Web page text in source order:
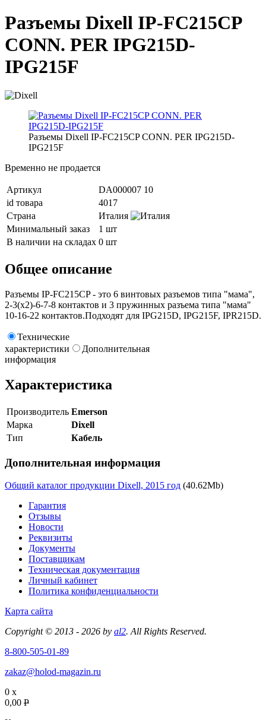
Разъемы Dixell IP-FC215CP
CONN. PER IPG215D-
IPG215F
Разъемы Dixell IP-FC215CP CONN. PER IPG215D-
IPG215F
Временно не продается
Артикул
DA000007 10
id товара
4017
Страна
Италия
Минимальный заказ
1 шт
В наличии на складах 0 шт
Общее описание
Разъемы IP-FC215CP - это 6 винтовых разъемов типа "мама",
2-3(x2)-6-7-8 контактов и 3 пружинных разъема типа "мама"
10-16-22 контактов.Подходят для IPG215D, IPG215F, IPR215D.
Технические
характеристики
Дополнительная
информация
Характеристика
Производитель Emerson
Марка
Dixell
Тип
Кабель
Дополнительная информация
Общий каталог продукции Dixell, 2015 год (40.62Mb)
Гарантия
Отзывы
Новости
Реквизиты
Документы
Поставщикам
Техническая документация
Личный кабинет
Политика конфиденциальности
Карта сайта
Copyright © 2013 - 2026 by al2. All Rights Reserved.
8-800-505-01-89
zakaz@holod-magazin.ru
0 x
0,00 P